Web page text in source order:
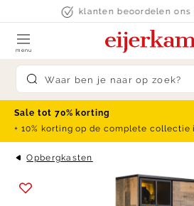
Skip to contentklanten beoordelen ons
Submit search
menu
Sale tot 70% korting
+ 10% korting op de complete collectie
Opbergkasten